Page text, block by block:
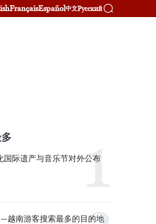
FrançaisEspañol中文Русский
国际遗产与音乐节对外公布
越南游客搜索最多的目的地